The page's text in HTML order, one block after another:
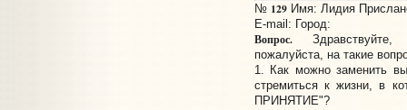
№ 129Имя: Лидия
E-mail: Город:
Вопрос.Здравствуйте,
пожалуйста, на такие
1. Как можно заменить
стремиться к жизни, в
ПРИНЯТИЕ"?